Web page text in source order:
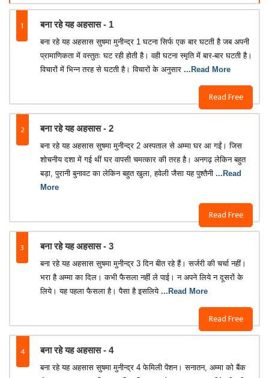
1 बना रहे यह अहसास - 1
Read Free
बना रहे यह अहसास सुषमा मुनीन्द्र 1 घटना सिर्फ एक बार घटती है जब अपनी
प्रामाणिकता में वस्तुतः घट रही होती है। वही घटना स्मृति में बार-बार घटती है।
विचारों में भिन्न तरह से घटती है। विचारों के अनुसार ...Read More
2 बना रहे यह अहसास - 2
Read Free
बना रहे यह अहसास सुषमा मुनीन्द्र 2 अस्पताल से अम्मा घर आ गईं। जिस
शोचनीय दशा में गई थीं घर वापसी चमत्कार की तरह है। अनगढ़ लेकिन बहुत
बड़ा, पुरानी बुनावट का लेकिन बहुत खुला, हवेली जैसा यह पुश्तैनी ...Read
More
3 बना रहे यह अहसास - 3
Read Free
बना रहे यह अहसास सुषमा मुनीन्द्र 3 दिन बीत रहे हैं। सर्जरी की चर्चा नहीं।
भरा है अम्मा का दिल। कभी फैसला नहीं ले पाई। न अपने लिये न दूसरों के
लिये। यह पहला फैसला है। पैसा है इसलिये ...Read More
4 बना रहे यह अहसास - 4
बना रहे यह अहसास सुषमा मुनीन्द्र 4 फेमिली पेंशन। सनातन, अम्मा को बैंक